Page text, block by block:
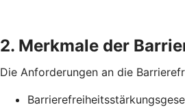
2. Merkmale der
Die Anforderungen an die